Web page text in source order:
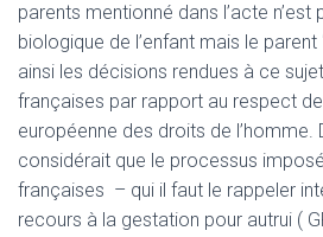
parents mentionné dans l’acte n’est
biologique de l’enfant mais le parent
ainsi les décisions rendues à ce
françaises par rapport au respect
européenne des droits de l’homme.
considérait que le processus
françaises – qui il faut le rappeler
recours à la gestation pour autrui (